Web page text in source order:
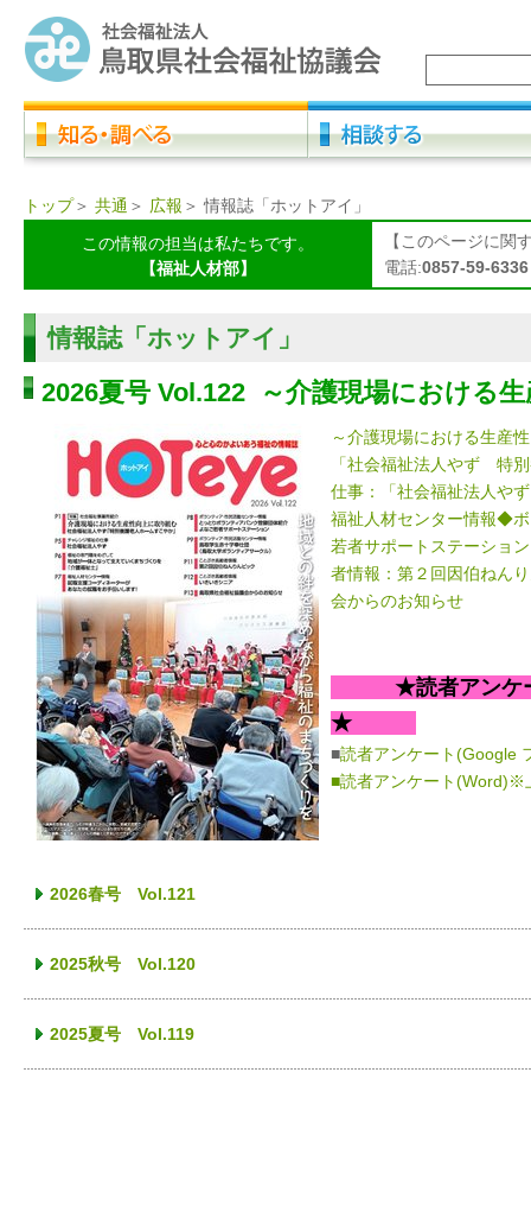
トップ＞ 共通 ＞ 広報 ＞情報誌「ホットアイ」
この情報の担当は私たちです。
【福祉人材部】
【このページに関
電話:0857-59-6336
情報誌「ホットアイ」
2026夏号 Vol.122 ～介護現場における
～介護現場における生産
「社会福祉法人やず 特
仕事：「社会福祉法人や
福祉人材センター情報◆
若者サポートステーショ
者情報：第２回因伯ねん
会からのお知らせ
★読者アンケー
★
■読者アンケート(Google
■読者アンケート(Word)※
2026春号 Vol.121
2025秋号 Vol.120
2025夏号 Vol.119